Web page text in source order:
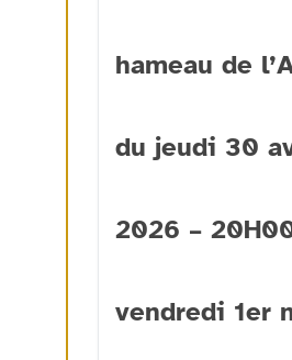
hameau de
du jeudi 30
2026 –
vendredi 1er